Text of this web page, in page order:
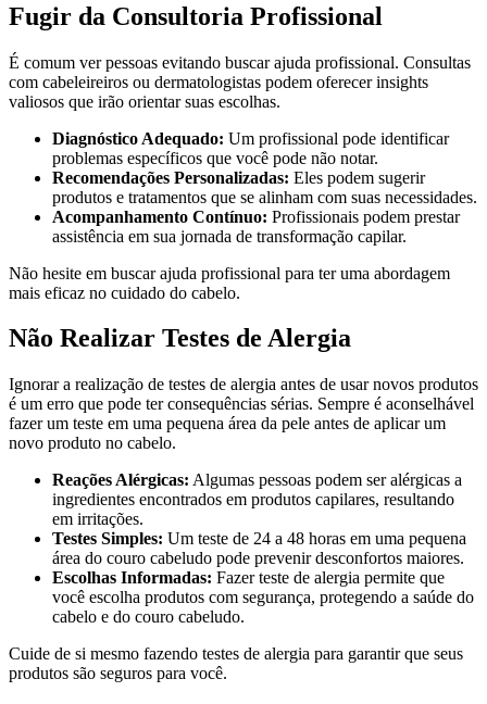
Fugir da Consultoria Profissional
É comum ver pessoas evitando buscar ajuda profissional. Consultas
com cabeleireiros ou dermatologistas podem oferecer insights
valiosos que irão orientar suas escolhas.
Diagnóstico Adequado: Um profissional pode identificar
problemas específicos que você pode não notar.
Recomendações Personalizadas: Eles podem sugerir
produtos e tratamentos que se alinham com suas necessidades.
Acompanhamento Contínuo: Profissionais podem prestar
assistência em sua jornada de transformação capilar.
Não hesite em buscar ajuda profissional para ter uma abordagem
mais eficaz no cuidado do cabelo.
Não Realizar Testes de Alergia
Ignorar a realização de testes de alergia antes de usar novos produtos
é um erro que pode ter consequências sérias. Sempre é aconselhável
fazer um teste em uma pequena área da pele antes de aplicar um
novo produto no cabelo.
Reações Alérgicas: Algumas pessoas podem ser alérgicas a
ingredientes encontrados em produtos capilares, resultando
em irritações.
Testes Simples: Um teste de 24 a 48 horas em uma pequena
área do couro cabeludo pode prevenir desconfortos maiores.
Escolhas Informadas: Fazer teste de alergia permite que
você escolha produtos com segurança, protegendo a saúde do
cabelo e do couro cabeludo.
Cuide de si mesmo fazendo testes de alergia para garantir que seus
produtos são seguros para você.